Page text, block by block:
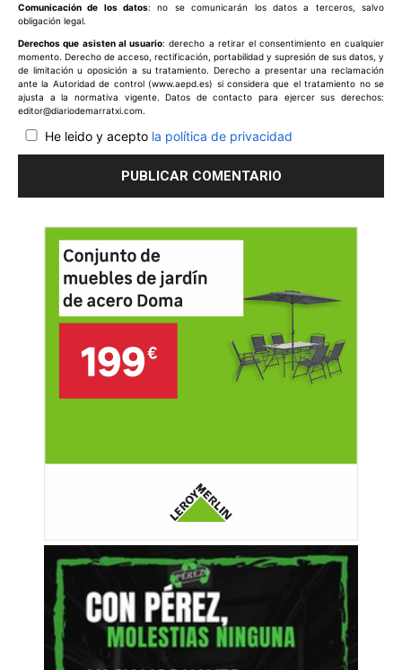
Comunicación de los datos: no se comunicarán los datos a terceros, salvo
obligación legal.
Derechos que asisten al usuario: derecho a retirar el consentimiento en cualquier
momento. Derecho de acceso, rectificación, portabilidad y supresión de sus datos, y
de limitación u oposición a su tratamiento. Derecho a presentar una reclamación
ante la Autoridad de control (www.aepd.es) si considera que el tratamiento no se
ajusta a la normativa vigente. Datos de contacto para ejercer sus derechos:
editor@diariodemarratxi.com.
He leido y acepto la política de privacidad